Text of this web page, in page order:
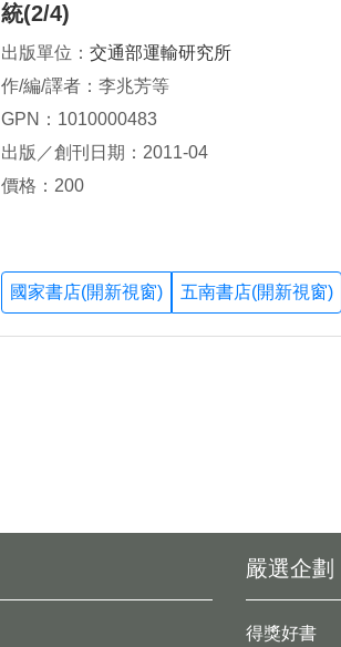
統(2/4)
出版單位： 交通部運輸研究所
作/編/譯者：李兆芳等
GPN：1010000483
出版／創刊日期：2011-04
價格：200
國家書店(開新視窗) 五南書店(開新視窗)
嚴選企劃
得獎好書